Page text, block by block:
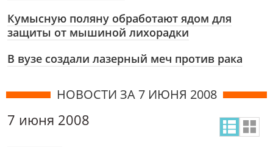
Кумысную поляну обработают ядом для
защиты от мышиной лихорадки
В вузе создали лазерный меч против рака
НОВОСТИ ЗА 7 ИЮНЯ 2008
7 июня 2008